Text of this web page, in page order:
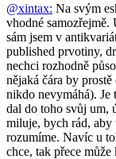
@xintax: Na svým
vhodné samozřejmě.
sám jsem v
published prvotiny,
nechci rozhodně
nějaká čára by
nikdo nevymáhá). Je
dal do toho svůj um,
miluje, bych rád,
rozumíme. Navíc u
chce, tak přece